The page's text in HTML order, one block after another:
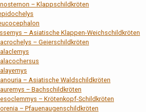
– Klappschildkröten
– Asiatische Klappen-Weichschildkröten
– Geierschildkröten
– Asiatische Waldschildkröten
– Bachschildkröten
– Krötenkopf-Schildkröten
– Pfauenaugenschildkröten